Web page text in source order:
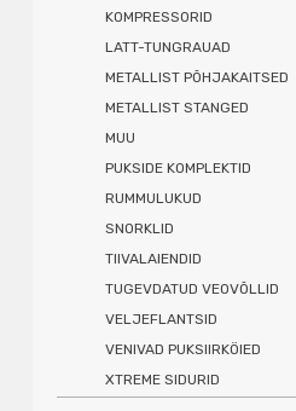
KOMPRESSORID
LATT-TUNGRAUAD
METALLIST PÕHJAKAITSED
METALLIST STANGED
MUU
PUKSIDE KOMPLEKTID
RUMMULUKUD
SNORKLID
TIIVALAIENDID
TUGEVDATUD VEOVÕLLID
VELJEFLANTSID
VENIVAD PUKSIIRKÖIED
XTREME SIDURID